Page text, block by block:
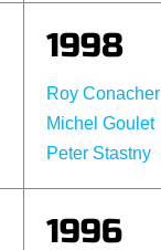
1998
Roy Conacher
Michel Goulet
Peter Stastny
1996